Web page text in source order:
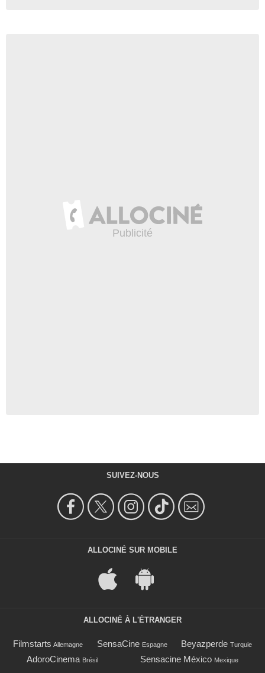
SUIVEZ-NOUS
ALLOCINÉ SUR MOBILE
ALLOCINÉ À L'ÉTRANGER
Filmstarts Allemagne SensaCine Espagne Beyazperde Turquie
AdoroCinema Brésil Sensacine México Mexique